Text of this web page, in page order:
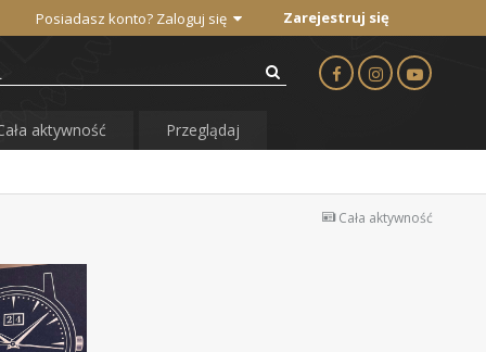
Posiadasz konto? Zaloguj się Zarejestruj się
aktywność Przeglądaj
Cała aktywność